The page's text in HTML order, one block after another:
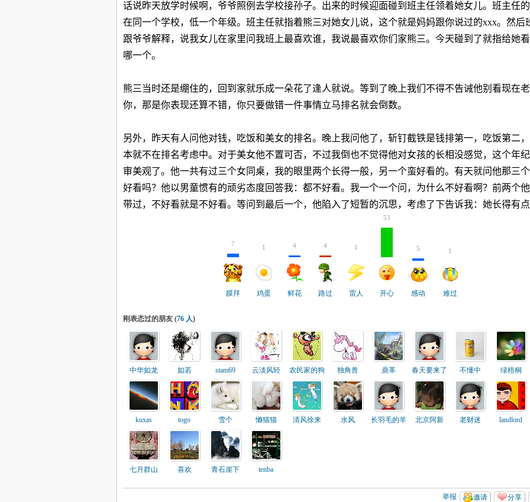
话说昨天放学时候啊，爷爷照例去学校接孙子。出来的时候迎面碰到班主任领着她女儿。班主任
在同一个学校，低一个年级。班主任就指着熊三对她女儿说，这个就是妈妈跟你说过的xxx。然后
跟爷爷解释，说我女儿在家里问我班上最喜欢谁，我说最喜欢你们家熊三。今天碰到了就指给她
哪一个。
熊三当时还是绷住的，回到家就乐成一朵花了逢人就说。等到了晚上我们不得不告诫他别看现在
你，那是你表现还算不错，你只要做错一件事情立马排名就会倒数。
另外，昨天有人问他对钱，吃饭和美女的排名。晚上我问他了，斩钉截铁是钱排第一，吃饭第二
本就不在排名考虑中。对于美女他不置可否，不过我倒也不觉得他对女孩的长相没感觉，这个年
审美观了。他一共有过三个女同桌，我的眼里两个长得一般，另一个蛮好看的。有天就问他那三
好看吗？他以男童惯有的顽劣态度回答我：都不好看。我一个一个问，为什么不好看啊？前两个
带过，不好看就是不好看。等问到最后一个，他陷入了短暂的沉思，考虑了下告诉我：她长得有点
7
膜拜
1
鸡蛋
4
鲜花
4
路过
1
雷人
53
开心
5
感动
1
难过
刚表态过的朋友 (76 人)
中华如龙 如若 stam69 云淡风轻 农民家的狗 独角兽 鼎革 春天要来了 不懂中 绿梧桐
kuxas togo 雪个 懒猫猫 清风徐来 水风 长羽毛的羊 北京阿新 老财迷 landlord
七月群山 喜欢 青石崖下 tenba
分享
邀请
举报